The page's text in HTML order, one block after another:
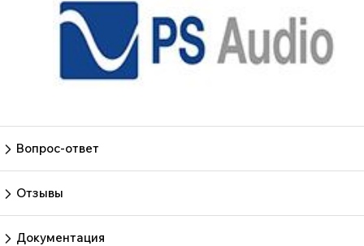
Вопрос-ответ
Отзывы
Документация